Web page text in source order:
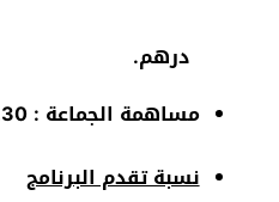
درهم.
مساهمة الجماعة : 13.30 مليون درهم.
نسبة تقدم البرنامج